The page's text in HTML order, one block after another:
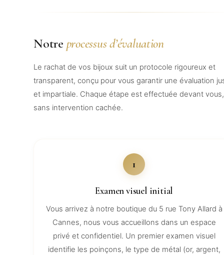
Notre processus d’évaluation
Le rachat de vos bijoux suit un protocole rigoureux et
transparent, conçu pour vous garantir une évaluation
et impartiale. Chaque étape est effectuée devant vous,
sans intervention cachée.
1
Examen visuel initial
Vous arrivez à notre boutique du 5 rue Tony Allard à
Cannes, nous vous accueillons dans un espace
privé et confidentiel. Un premier examen visuel
identifie les poinçons, le type de métal (or, argent,